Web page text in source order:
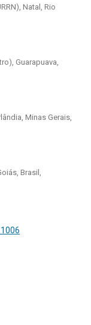
Natal, Rio
Guarapuava,
Minas Gerais,
Brasil,